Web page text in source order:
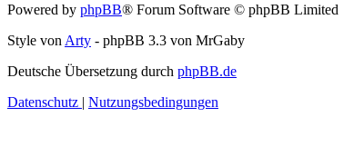
Powered by phpBB® Forum Software © phpBB Limited
Style von Arty - phpBB 3.3 von MrGaby
Deutsche Übersetzung durch phpBB.de
Datenschutz | Nutzungsbedingungen